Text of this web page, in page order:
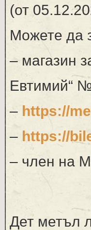
(от
Можете да
– магазин
Евтимий“
– https://
– https://
– член на
Дет метъл